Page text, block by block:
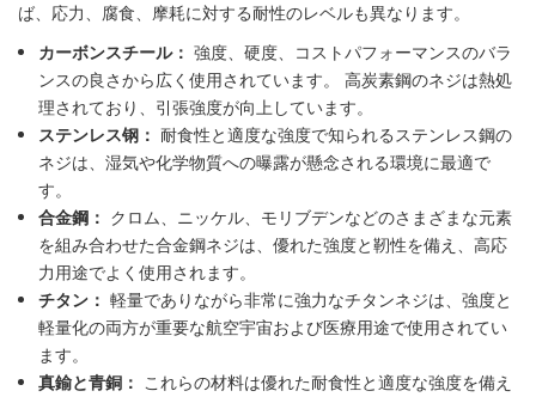
ば、応力、腐食、摩耗に対する耐性のレベルも異なります。
カーボンスチール： 強度、硬度、コストパフォーマンスのバラ
ンスの良さから広く使用されています。 高炭素鋼のネジは熱処
理されており、引張強度が向上しています。
ステンレス钢： 耐食性と適度な強度で知られるステンレス鋼の
ネジは、湿気や化学物質への曝露が懸念される環境に最適で
す。
合金鋼： クロム、ニッケル、モリブデンなどのさまざまな元素
を組み合わせた合金鋼ネジは、優れた強度と靭性を備え、高応
力用途でよく使用されます。
チタン： 軽量でありながら非常に強力なチタンネジは、強度と
軽量化の両方が重要な航空宇宙および医療用途で使用されてい
ます。
真鍮と青銅： これらの材料は優れた耐食性と適度な強度を備え